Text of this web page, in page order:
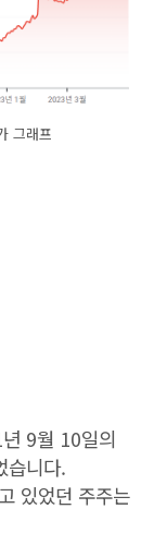
그래프
9월 10일의
습니다.
있었던 주주는